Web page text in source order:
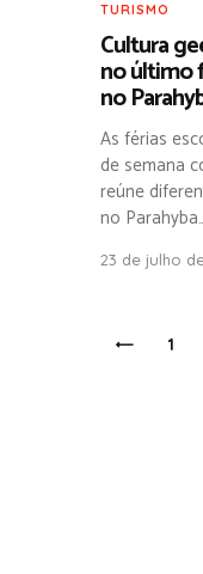
TURISMO
Cultura
no último
no
As férias
de semana
reúne
no
23 de julho
Paginação
PAGE
1